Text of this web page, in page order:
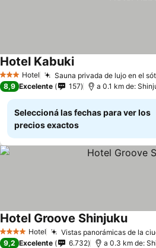
3 Estrellas
Hotel Sauna privada de lujo en el
Hotel Kabuki
8,9 Excelente 157 a 0.1 km de:
Seleccioná las fechas para ver los
precios exactos
4 EstrellasHotel Vistas panorámicas de la
Hotel Groove Shinjuku
9,2 Excelente 6.732 a 0.3 km de: